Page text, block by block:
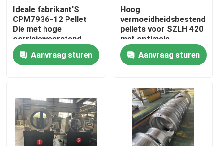
Kwaliteitscontrole
Contacteer ons
Gevallen
Verzoek om een Citaat
Ideale fabrikant'S
CPM7936-12 Pellet
Die met hoge
corrisieweerstand
Aanvraag sturen
Hoog
vermoeidheidsbestendige
pellets voor SZLH 420
met optimale
prestaties
Aanvraag sturen